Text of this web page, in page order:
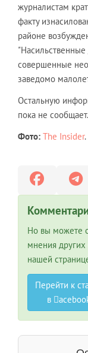
журналистам
факту
районе
"Насильственные
совершенные
заведомо
Остальную
пока не сообщает.
Фото: The Insider.
Но вы можете
мнения других
нашей
Перейти к
в